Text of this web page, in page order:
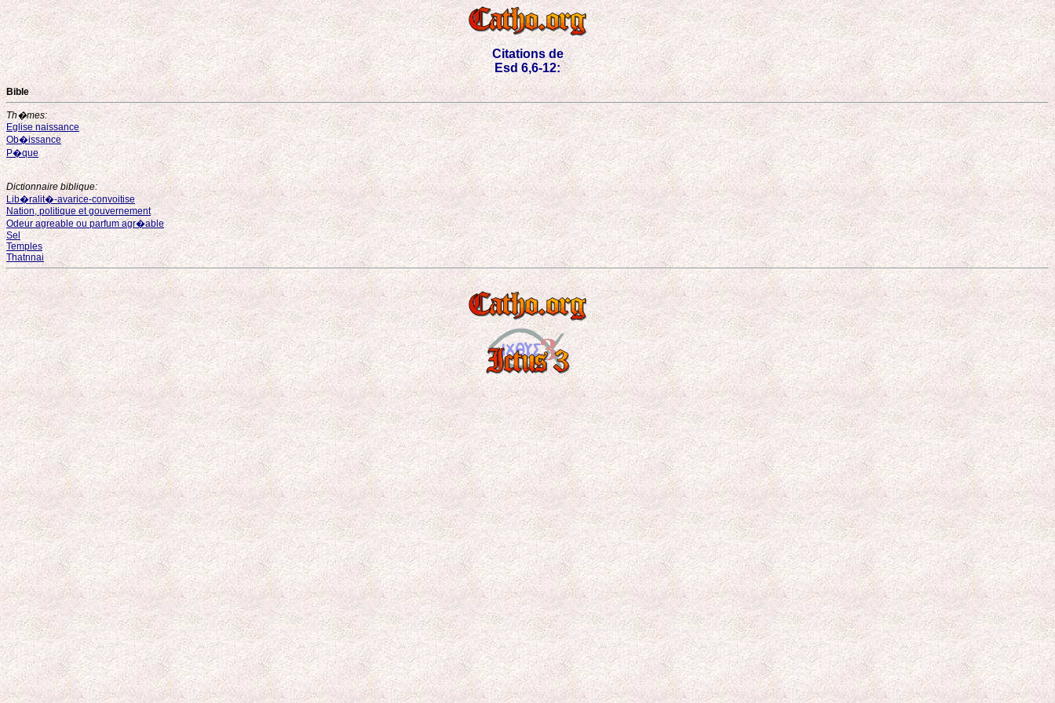
Citations de
Esd 6,6-12:
Bible
Th�mes:
Eglise naissance
Ob�issance
P�que
Dictionnaire biblique:
Lib�ralit�-avarice-convoitise
Nation, politique et gouvernement
Odeur agreable ou parfum agr�able
Sel
Temples
Thatnnai